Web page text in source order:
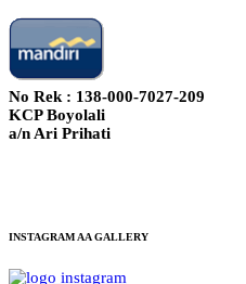
No Rek : 138-000-7027-209
KCP Boyolali
a/n Ari Prihati
INSTAGRAM AA GALLERY